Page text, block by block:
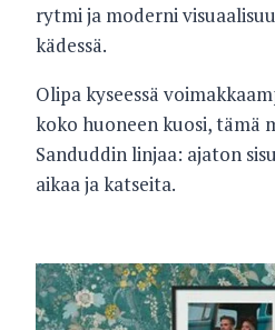
rytmi ja moderni
kädessä.
Olipa kyseessä
koko huoneen kuosi, tämä
Sanduddin linjaa: ajaton
aikaa ja katseita.